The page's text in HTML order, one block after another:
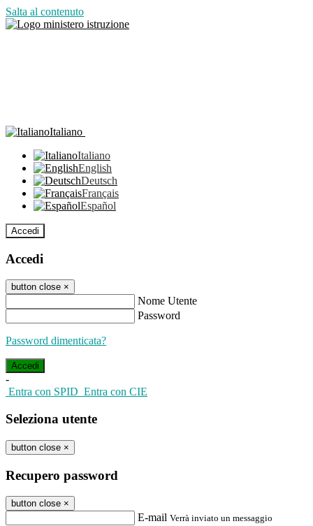
Salta al contenuto
Italiano
Italiano
English
Deutsch
Français
Español
Accedi
Accedi
button close ×
Nome Utente
Password
Password dimenticata?
-
Entra con SPID Entra con CIE
Seleziona utente
button close ×
Recupero password
button close ×
E-mail Verrà inviato un messaggio